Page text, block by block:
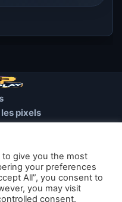
les pixels
traceurs
droits réservés
give you the most
your preferences
All”, you consent to
you may visit
consent.